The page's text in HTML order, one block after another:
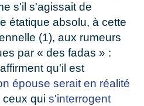
s'il s'agissait de
étatique absolu, à cette
(1), aux rumeurs
par « des fadas » :
qu'il est
épouse serait en réalité
ceux qui s'interrogent